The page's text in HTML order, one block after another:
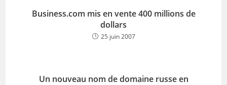
Business.com mis en vente 400 millions de
dollars
25 juin 2007
Un nouveau nom de domaine russe en